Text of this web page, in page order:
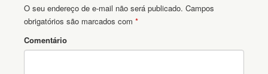
O seu endereço de e-mail não será publicado. Campos
obrigatórios são marcados com *
Comentário